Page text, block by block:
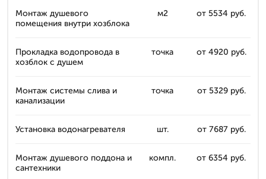
Монтаж душевого
помещения внутри хозблока
м2 от 5534 руб.
Прокладка водопровода в
хозблок с душем
точка от 4920 руб.
Монтаж системы слива и
канализации
точка от 5329 руб.
Установка водонагревателя шт. от 7687 руб.
Монтаж душевого поддона и
сантехники
компл. от 6354 руб.